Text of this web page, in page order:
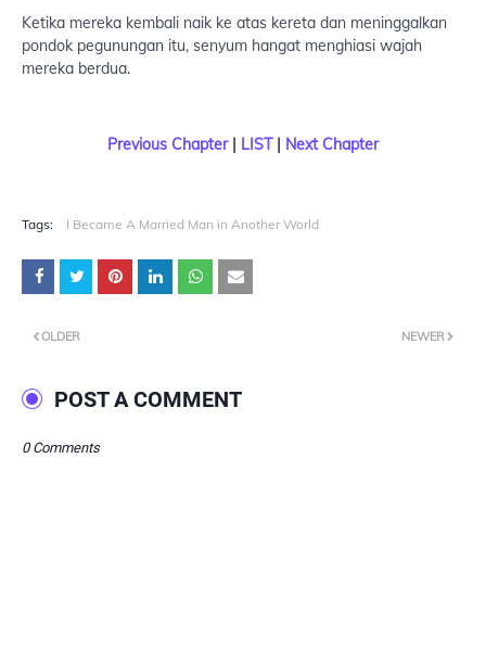
Ketika mereka kembali naik ke atas kereta dan meninggalkan
pondok pegunungan itu, senyum hangat menghiasi wajah
mereka berdua.
Previous Chapter| LIST | Next Chapter
Tags: I Became A Married Man in Another World
NEWER
OLDER
POST A COMMENT
0 Comments